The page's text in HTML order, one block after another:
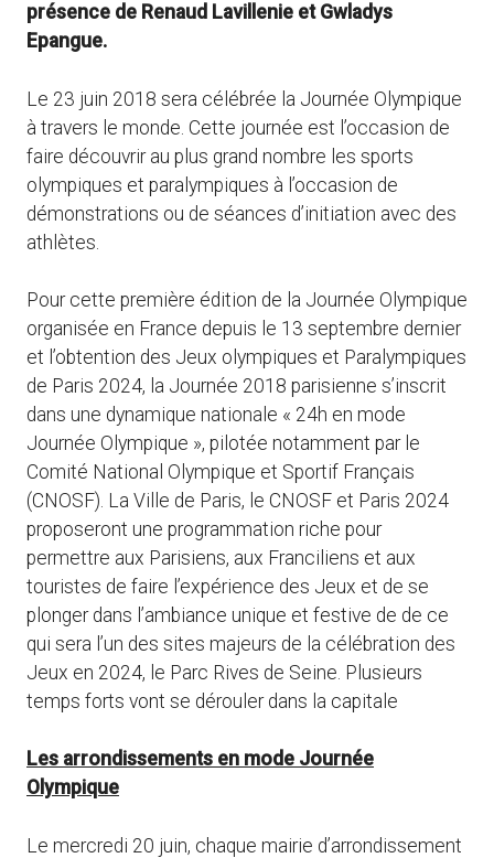
présence de Renaud Lavillenie et Gwladys
Epangue.
Le 23 juin 2018 sera célébrée la Journée Olympique
à travers le monde. Cette journée est l’occasion de
faire découvrir au plus grand nombre les sports
olympiques et paralympiques à l’occasion de
démonstrations ou de séances d’initiation avec des
athlètes.
Pour cette première édition de la Journée Olympique
organisée en France depuis le 13 septembre dernier
et l’obtention des Jeux olympiques et Paralympiques
de Paris 2024, la Journée 2018 parisienne s’inscrit
dans une dynamique nationale « 24h en mode
Journée Olympique », pilotée notamment par le
Comité National Olympique et Sportif Français
(CNOSF). La Ville de Paris, le CNOSF et Paris 2024
proposeront une programmation riche pour
permettre aux Parisiens, aux Franciliens et aux
touristes de faire l’expérience des Jeux et de se
plonger dans l’ambiance unique et festive de de ce
qui sera l’un des sites majeurs de la célébration des
Jeux en 2024, le Parc Rives de Seine. Plusieurs
temps forts vont se dérouler dans la capitale
Les arrondissements en mode Journée
Olympique
Le mercredi 20 juin, chaque mairie d’arrondissement